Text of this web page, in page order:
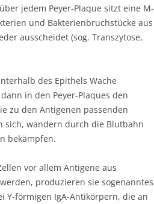
jedem Peyer-Plaque sitzt eine M-
und Bakterienbruchstücke aus
ausscheidet (sog. Transzytose,
des Epithels Wache
in den Peyer-Plaques den
zu den Antigenen passenden
sich, wandern durch die Blutbahn
bekämpfen.
vor allem Antigene aus
produzieren sie sogenanntes
Y-förmigen IgA-Antikörpern, die an